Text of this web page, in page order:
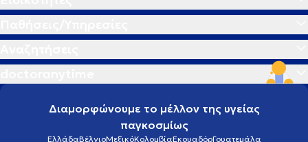
Διαμορφώνουμε το μέλλον της υγείας
παγκοσμίως
ΕλλάδαΒέλγιοΜεξικόΚολομβίαΕκουαδόρΓουατεμάλα